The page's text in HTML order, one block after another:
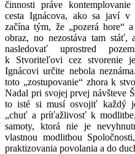
činnosti práve
cesta Ignácova, ako sa javí v
začína tým, že „pozerá hore“
obraz, no nezostáva tam stáť,
nasledovať uprostred
k Stvoriteľovi cez stvorenie
Ignácovi určite nebola
toto „zostupovanie“ zhora k
Nadal pri svojej prvej návšteve
to isté si musí osvojiť každý
„chuť a príťažlivosť k
samoty, ktorá nie je
vlastnou modlitbou
praktizovania povolania a do